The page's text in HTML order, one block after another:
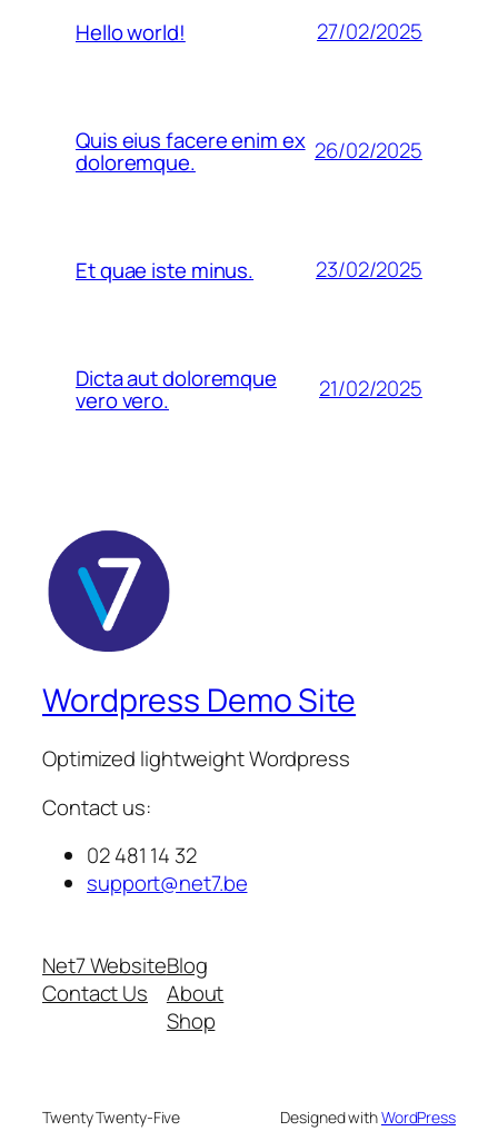
Hello world! 27/02/2025
Quis eius facere enim ex
doloremque. 26/02/2025
Et quae iste minus. 23/02/2025
Dicta aut doloremque
vero vero. 21/02/2025
Wordpress Demo Site
Optimized lightweight Wordpress
Contact us:
02 481 14 32
support@net7.be
Net7 Website
Contact Us
Blog
About
Shop
Twenty Twenty-Five Designed withWordPress